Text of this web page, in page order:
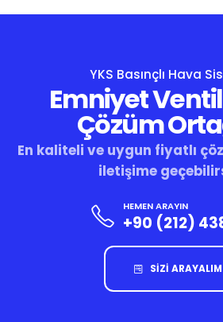
YKS Basınçlı Hava
Emniyet
Çözüm
En kaliteli ve uygun fiyatlı
iletişime
HEMEN ARAYIN
+90 (212)
SİZİ ARAYALIM